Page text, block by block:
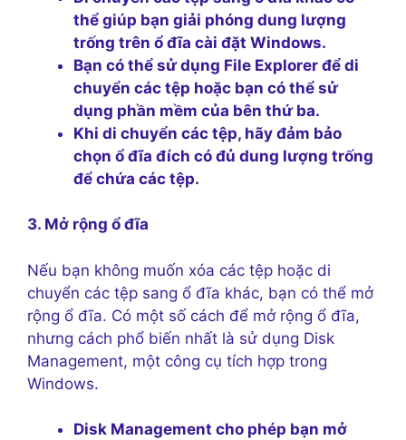
thể giúp bạn giải phóng dung lượng
trống trên ổ đĩa cài đặt Windows.
Bạn có thể sử dụng File Explorer để di
chuyển các tệp hoặc bạn có thể sử
dụng phần mềm của bên thứ ba.
Khi di chuyển các tệp, hãy đảm bảo
chọn ổ đĩa đích có đủ dung lượng trống
để chứa các tệp.
3. Mở rộng ổ đĩa
Nếu bạn không muốn xóa các tệp hoặc di
chuyển các tệp sang ổ đĩa khác, bạn có thể mở
rộng ổ đĩa. Có một số cách để mở rộng ổ đĩa,
nhưng cách phổ biến nhất là sử dụng Disk
Management, một công cụ tích hợp trong
Windows.
Disk Management cho phép bạn mở